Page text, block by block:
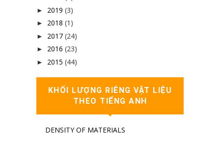
► 2019 (3)
► 2018 (1)
► 2017 (24)
► 2016 (23)
► 2015 (44)
KHỐI LƯỢNG RIÊNG VẬT LIỆU
THEO TIẾNG ANH
DENSITY OF MATERIALS